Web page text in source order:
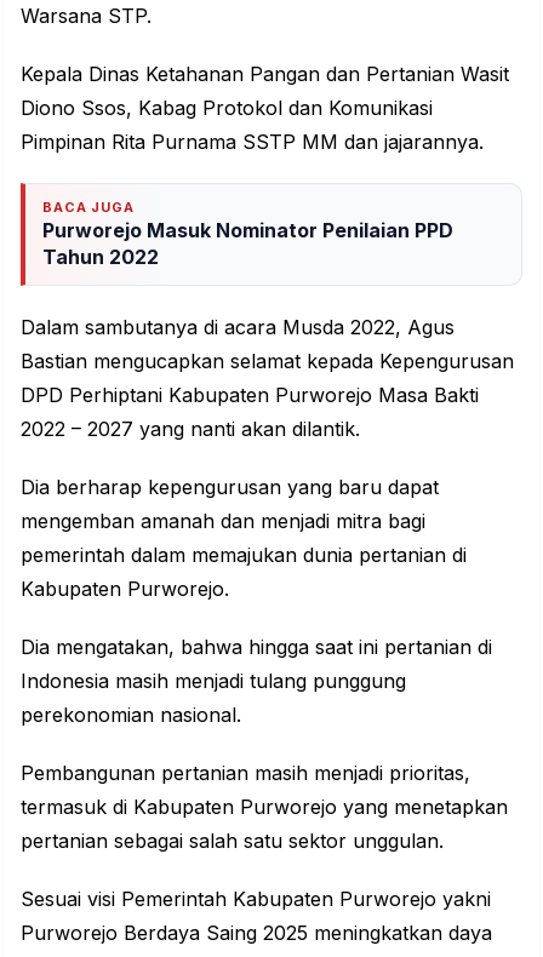
Warsana STP.
Kepala Dinas Ketahanan Pangan dan Pertanian Wasit
Diono Ssos, Kabag Protokol dan Komunikasi
Pimpinan Rita Purnama SSTP MM dan jajarannya.
BACA JUGA
Purworejo Masuk Nominator Penilaian PPD
Tahun 2022
Dalam sambutanya di acara Musda 2022, Agus
Bastian mengucapkan selamat kepada Kepengurusan
DPD Perhiptani Kabupaten Purworejo Masa Bakti
2022 – 2027 yang nanti akan dilantik.
Dia berharap kepengurusan yang baru dapat
mengemban amanah dan menjadi mitra bagi
pemerintah dalam memajukan dunia pertanian di
Kabupaten Purworejo.
Dia mengatakan, bahwa hingga saat ini pertanian di
Indonesia masih menjadi tulang punggung
perekonomian nasional.
Pembangunan pertanian masih menjadi prioritas,
termasuk di Kabupaten Purworejo yang menetapkan
pertanian sebagai salah satu sektor unggulan.
Sesuai visi Pemerintah Kabupaten Purworejo yakni
Purworejo Berdaya Saing 2025 meningkatkan daya